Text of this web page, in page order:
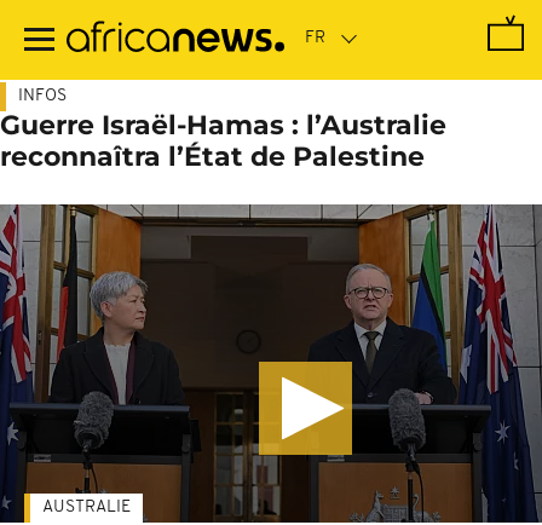
contenu
INFOS
Guerre Israël-Hamas : l’Australie
reconnaîtra l’État de Palestine
AUSTRALIE